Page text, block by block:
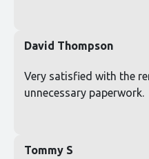
David Thompson
Very satisfied with the
unnecessary paperwork.
Tommy S